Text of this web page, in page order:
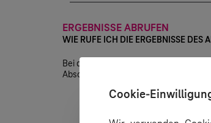
ERGEBNISSE ABRUFEN
WIE RUFE ICH DIE ERGEBNISSE DES
Bei der manuellen Testausführung
Abschluss des Tests herunterladen.
Cookie-